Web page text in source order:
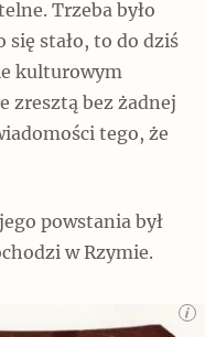
Trzeba było
się stało, to do dziś
kulturowym
zresztą bez żadnej
tego, że
powstania był
w Rzymie.